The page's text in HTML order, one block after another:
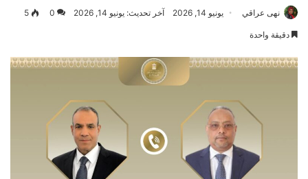
نهى عراقي يونيو 14, 2026 آخر تحديث: يونيو 14, 2026 0
5
دقيقة واحدة